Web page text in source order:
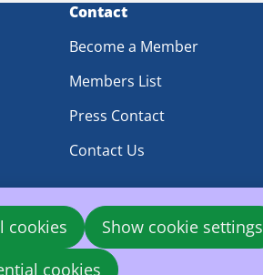
Contact
Become a Member
Members List
Press Contact
Contact Us
cookies
Show cookie settings
cookies